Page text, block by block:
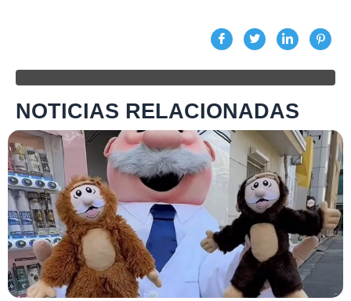
NOTICIAS RELACIONADAS